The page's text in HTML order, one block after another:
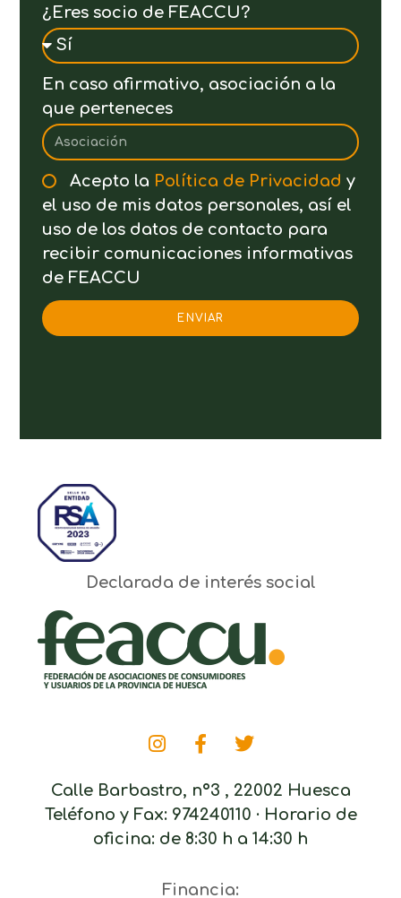
¿Eres socio de FEACCU?
En caso afirmativo, asociación a la
que perteneces
Acepto la Política de Privacidad y
el uso de mis datos personales, así el
uso de los datos de contacto para
recibir comunicaciones informativas
de FEACCU
ENVIAR
Declarada de interés social
Calle Barbastro, nº3 , 22002 Huesca
Teléfono y Fax: 974240110 · Horario de
oficina: de 8:30 h a 14:30 h
Financia: